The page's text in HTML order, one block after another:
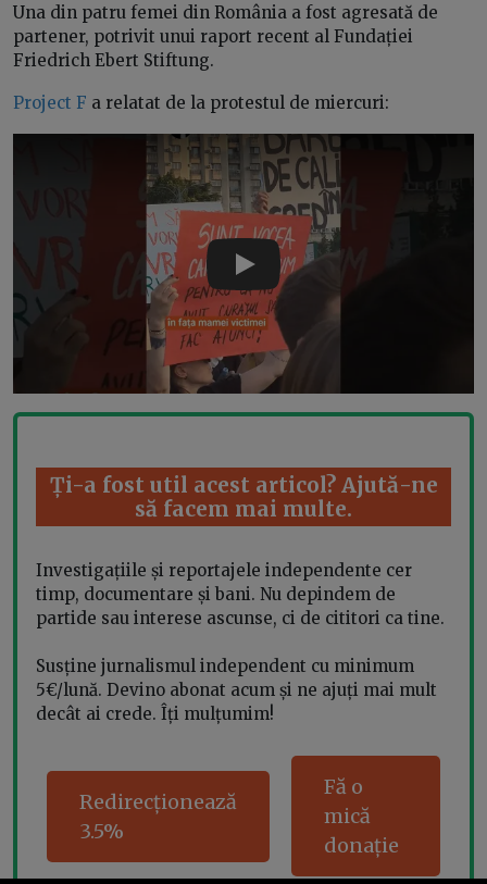
Una din patru femei din România a fost agresată de
partener, potrivit unui raport recent al Fundației
Friedrich Ebert Stiftung.
Project F a relatat de la protestul de miercuri:
Play
Ți-a fost util acest articol? Ajută-ne
să facem mai multe.
Investigațiile și reportajele independente cer
timp, documentare și bani. Nu depindem de
partide sau interese ascunse, ci de cititori ca tine.
Susține jurnalismul independent cu minimum
5€/lună. Devino abonat acum și ne ajuți mai mult
decât ai crede. Îți mulțumim!
Redirecționează
3.5%
Fă o
mică
donație